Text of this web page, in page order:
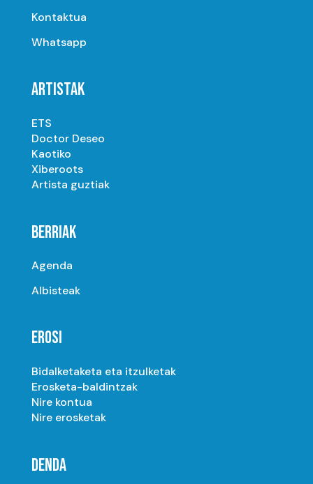
Kontaktua
Whatsapp
ARTISTAK
ETS
Doctor Deseo
Kaotiko
Xiberoots
Artista guztiak
BERRIAK
Agenda
Albisteak
EROSI
Bidalketaketa eta itzulketak
Erosketa-baldintzak
Nire kontua
Nire erosketak
DENDA